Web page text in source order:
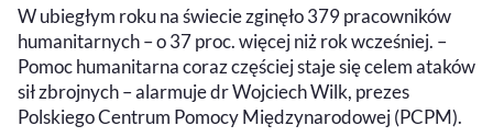
W ubiegłym roku na świecie zginęło 379 pracowników
humanitarnych – o 37 proc. więcej niż rok wcześniej. –
Pomoc humanitarna coraz częściej staje się celem ataków
sił zbrojnych – alarmuje dr Wojciech Wilk, prezes
Polskiego Centrum Pomocy Międzynarodowej (PCPM).